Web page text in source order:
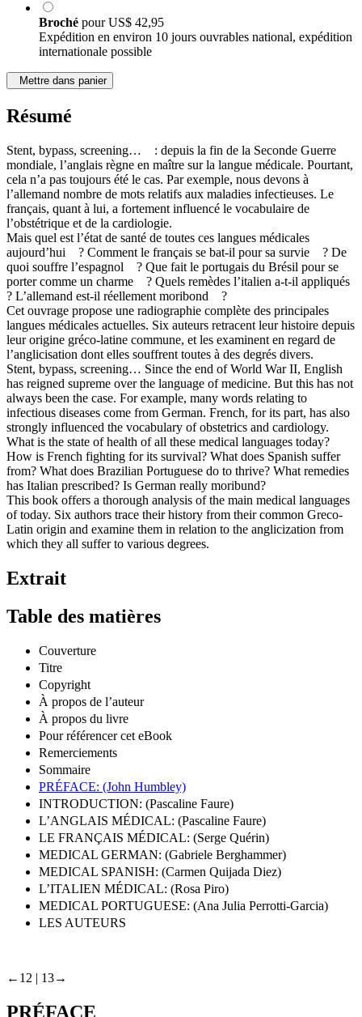
Broché pourUS$ 42,95
Expédition en environ 10 jours ouvrables national, expédition
internationale possible
Mettre dans panier
Résumé
Stent, bypass, screening… : depuis la fin de la Seconde Guerre
mondiale, l’anglais règne en maître sur la langue médicale. Pourtant,
cela n’a pas toujours été le cas. Par exemple, nous devons à
l’allemand nombre de mots relatifs aux maladies infectieuses. Le
français, quant à lui, a fortement influencé le vocabulaire de
l’obstétrique et de la cardiologie.
Mais quel est l’état de santé de toutes ces langues médicales
aujourd’hui ? Comment le français se bat-il pour sa survie ? De
quoi souffre l’espagnol ? Que fait le portugais du Brésil pour se
porter comme un charme ? Quels remèdes l’italien a-t-il appliqués
? L’allemand est-il réellement moribond ?
Cet ouvrage propose une radiographie complète des principales
langues médicales actuelles. Six auteurs retracent leur histoire depuis
leur origine gréco-latine commune, et les examinent en regard de
l’anglicisation dont elles souffrent toutes à des degrés divers.
Stent, bypass, screening… Since the end of World War II, English
has reigned supreme over the language of medicine. But this has not
always been the case. For example, many words relating to
infectious diseases come from German. French, for its part, has also
strongly influenced the vocabulary of obstetrics and cardiology.
What is the state of health of all these medical languages today?
How is French fighting for its survival? What does Spanish suffer
from? What does Brazilian Portuguese do to thrive? What remedies
has Italian prescribed? Is German really moribund?
This book offers a thorough analysis of the main medical languages
of today. Six authors trace their history from their common Greco-
Latin origin and examine them in relation to the anglicization from
which they all suffer to various degrees.
Extrait
Table des matières
Couverture
Titre
Copyright
À propos de l’auteur
À propos du livre
Pour référencer cet eBook
Remerciements
Sommaire
PRÉFACE: (John Humbley)
INTRODUCTION: (Pascaline Faure)
L’ANGLAIS MÉDICAL: (Pascaline Faure)
LE FRANÇAIS MÉDICAL: (Serge Quérin)
MEDICAL GERMAN: (Gabriele Berghammer)
MEDICAL SPANISH: (Carmen Quijada Diez)
L’ITALIEN MÉDICAL: (Rosa Piro)
MEDICAL PORTUGUESE: (Ana Julia Perrotti-Garcia)
LES AUTEURS
←12 | 13→
PRÉFACE